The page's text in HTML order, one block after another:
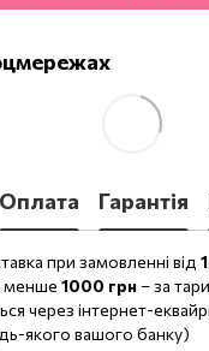
Оплата Гарантія
при замовленні від
менше 1000 грн– за
через інтернет-
якого вашого банку)